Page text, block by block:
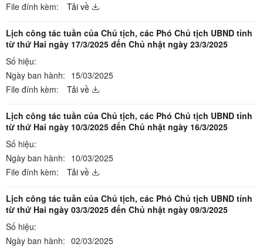
File đính kèm:
Tải về
Lịch công tác tuần của Chủ tịch, các Phó Chủ tịch UBND tỉnh
từ thứ Hai ngày 17/3/2025 đến Chủ nhật ngày 23/3/2025
Số hiệu:
Ngày ban hành: 15/03/2025
File đính kèm:
Tải về
Lịch công tác tuần của Chủ tịch, các Phó Chủ tịch UBND tỉnh
từ thứ Hai ngày 10/3/2025 đến Chủ nhật ngày 16/3/2025
Số hiệu:
Ngày ban hành: 10/03/2025
File đính kèm:
Tải về
Lịch công tác tuần của Chủ tịch, các Phó Chủ tịch UBND tỉnh
từ thứ Hai ngày 03/3/2025 đến Chủ nhật ngày 09/3/2025
Số hiệu:
Ngày ban hành: 02/03/2025